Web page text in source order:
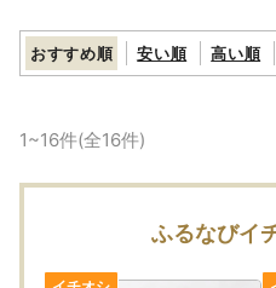
【書類の発送について※重要※】
なお、ワンストップ特例申請
封いたします。
【オンライン ワンストップ
■『自治体マイページ』にて
自治体マイページ
おすすめ順 安い順 高い順
1~16件(全16件)
ふるなびイ